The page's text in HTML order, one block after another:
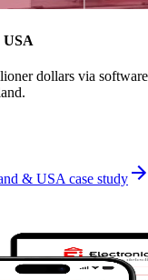
dollars via software
& USA case study